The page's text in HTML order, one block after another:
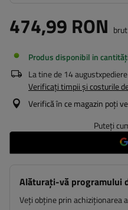
474,99 RON brut
Produs disponibil in
La tine de14 august
Verificați timpii și costurile
Verifică în ce magazin poți
Puteți
Alăturați-vă programului
Veți obține prin achiziționarea